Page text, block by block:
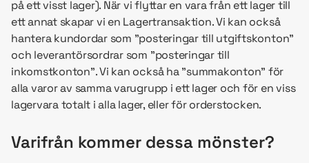
på ett visst lager). När vi flyttar en vara från ett lager till
ett annat skapar vi en Lagertransaktion. Vi kan också
hantera kundordar som ”posteringar till utgiftskonton”
och leverantörsordrar som ”posteringar till
inkomstkonton”. Vi kan också ha ”summakonton” för
alla varor av samma varugrupp i ett lager och för en viss
lagervara totalt i alla lager, eller för orderstocken.
Varifrån kommer dessa mönster?